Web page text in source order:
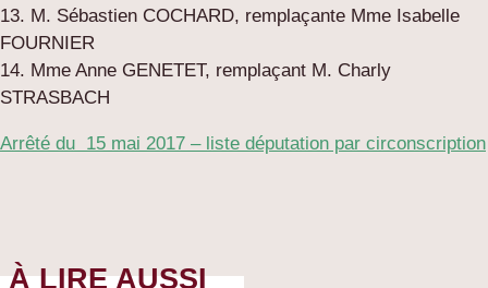
13. M. Sébastien COCHARD, remplaçante Mme Isabelle
FOURNIER
14. Mme Anne GENETET, remplaçant M. Charly
STRASBACH
Arrêté du 15 mai 2017 – liste députation par circonscription
À LIRE AUSSI